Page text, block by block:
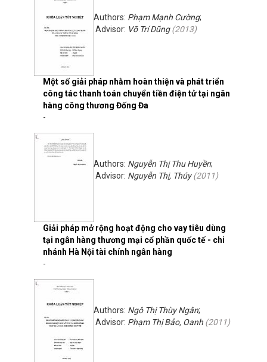
Một số giải pháp nhằm hoàn thiện và phát triển
công tác thanh toán chuyển tiền điện tử tại ngân
hàng công thương Đống Đa
Authors: Phạm Mạnh Cường;
Advisor: Võ Trí Dũng(2013)
-
Giải pháp mở rộng hoạt động cho vay tiêu dùng
tại ngân hàng thương mại cổ phần quốc tế - chi
nhánh Hà Nội tài chính ngân hàng
Authors: Nguyễn Thị Thu Huyền;
Advisor: Nguyễn Thị, Thúy(2011)
-
Authors: Ngô Thị Thùy Ngân;
Advisor: Phạm Thị Bảo, Oanh (2011)